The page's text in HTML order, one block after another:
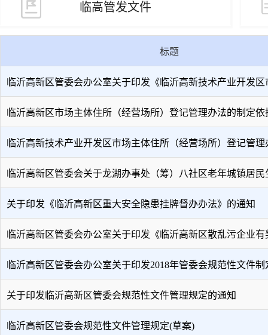
临高管发文件
标题
临沂高新区管委会办公室关于印发《临沂高新技术产业开发
临沂高新区市场主体住所（经营场所）登记管理办法的制定依
临沂高新技术产业开发区市场主体住所（经营场所）登记管
临沂高新区管委会关于龙湖办事处（筹）八社区老年城镇居
关于印发《临沂高新区重大安全隐患挂牌督办办法》的通知
临沂高新区管委会办公室关于印发《临沂高新区散乱污企业
临沂高新区管委会办公室关于印发2018年管委会规范性文件
关于印发临沂高新区管委会规范性文件管理规定的通知
临沂高新区管委会规范性文件管理规定(草案)